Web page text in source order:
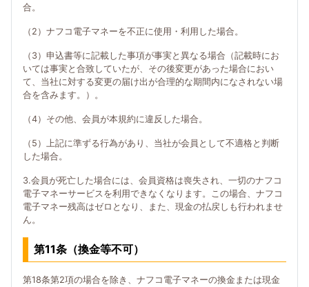
合。
（2）ナフコ電子マネーを不正に使用・利用した場合。
（3）申込書等に記載した事項が事実と異なる場合（記載時にお
いては事実と合致していたが、その後変更があった場合におい
て、当社に対する変更の届け出が合理的な期間内になされない場
合を含みます。）。
（4）その他、会員が本規約に違反した場合。
（5）上記に準ずる行為があり、当社が会員として不適格と判断
した場合。
3.会員が死亡した場合には、会員資格は喪失され、一切のナフコ
電子マネーサービスを利用できなくなります。この場合、ナフコ
電子マネー残高はゼロとなり、また、現金の払戻しも行われませ
ん。
第11条（換金等不可）
第18条第2項の場合を除き、ナフコ電子マネーの換金または現金